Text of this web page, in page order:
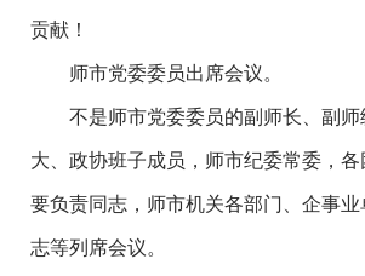
贡献！
师市党委委员出席会议。
不是师市党委委员的副师长、副师
大、政协班子成员，师市纪委常委，
要负责同志，师市机关各部门、企事业
志等列席会议。